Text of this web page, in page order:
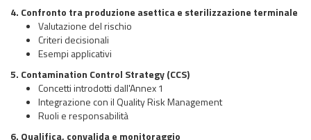
4. Confronto tra produzione asettica e sterilizzazione terminale
Valutazione del rischio
Criteri decisionali
Esempi applicativi
5. Contamination Control Strategy (CCS)
Concetti introdotti dall'Annex 1
Integrazione con il Quality Risk Management
Ruoli e responsabilità
6. Qualifica, convalida e monitoraggio